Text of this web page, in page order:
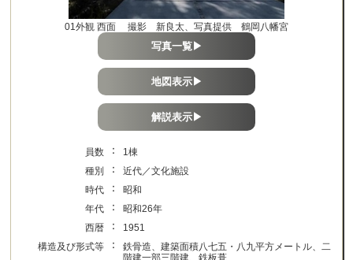
01外観 西面 撮影 新良太、写真提供 鶴岡八幡宮
写真一覧▶
地図表示▶
解説表示▶
員数 ：
1棟
種別
：
近代／文化施設
時代
：
昭和
年代
：
昭和26年
西暦
：
1951
構造及び形式等
：
鉄骨造、建築面積八七五・八九平方メートル、二
階建一部三階建、鉄板葺